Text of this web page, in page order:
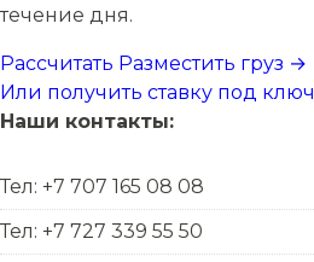
течение дня.
Рассчитать Разместить груз →
Или получить ставку под ключ
Наши контакты:
Тел: +7 707 165 08 08
Тел: +7 727 339 55 50